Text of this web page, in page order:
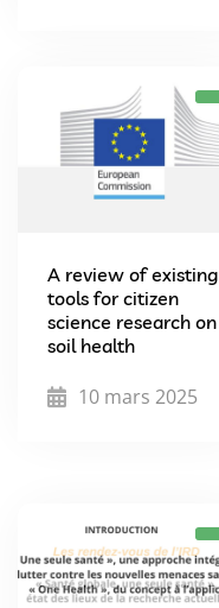
A review of existing
tools for citizen
science research on
soil health
10 mars 2025